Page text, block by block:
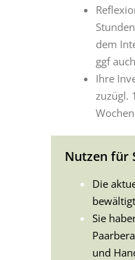
dem
ggf
Ihre
zuzügl.
Nutzen für
Die
bewältigt
Sie
und